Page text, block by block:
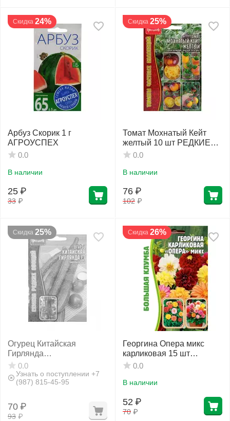
Скидка 24%
Арбуз Скорик 1 г
АГРОУСПЕХ
0.0
В наличии
33 ₽
25 ₽
Скидка 25%
Томат Мохнатый Кейт
желтый 10 шт РЕДКИЕ
СЕМЕНА
0.0
В наличии
102 ₽
76 ₽
Скидка 25%
Огурец Китайская
Гирлянда
самоопыляемый 6 шт
РЕДКИЕ СЕМЕНА
0.0
Узнать о поступлении +7
(987) 815-45-95
93 ₽
70 ₽
Скидка 26%
Георгина Опера микс
карликовая 15 шт
РЕДКИЕ СЕМЕНА
0.0
В наличии
70 ₽
52 ₽